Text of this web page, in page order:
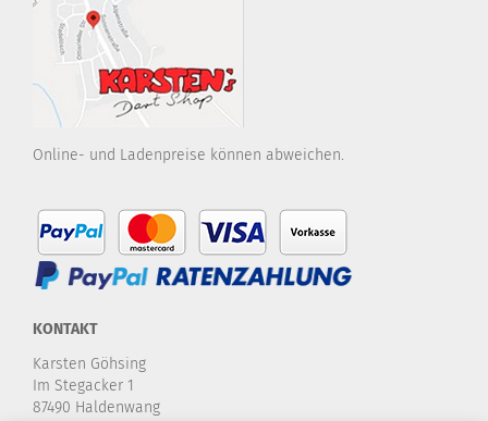
Online- und Ladenpreise können abweichen.
KONTAKT
Karsten Göhsing
Im Stegacker 1
87490 Haldenwang